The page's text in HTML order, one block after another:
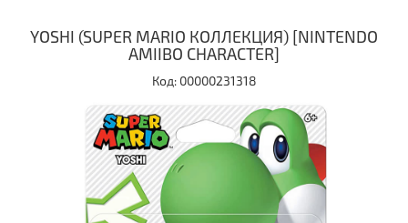
YOSHI (SUPER MARIO КОЛЛЕКЦИЯ) [NINTENDO
AMIIBO CHARACTER]
Код: 00000231318